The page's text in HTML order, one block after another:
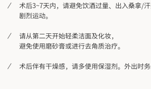
术后3~7天内，请避免饮酒过量、出入桑拿/汗
剧烈运动。
请从第二天开始轻柔洁面及化妆，
避免使用磨砂膏或进行去角质治疗。
术后伴有干燥感，请多使用保湿剂。外出时务